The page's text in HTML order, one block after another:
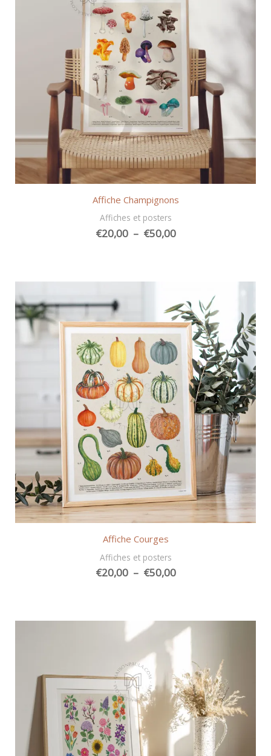
Affiche Champignons
Affiches et posters
€20,00 – €50,00Plage
€50,00
Affiche Courges
Affiches et posters
€20,00 – €50,00Plage
à
€50,00